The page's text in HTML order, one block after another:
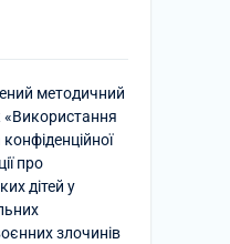
методичний
«Використання
про
дітей у
злочинів